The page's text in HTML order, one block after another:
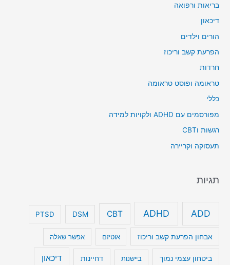
בריאות ורפואה
דיכאון
הורים וילדים
הפרעת קשב וריכוז
חרדות
טראומה ופוסט טראומה
כללי
מפורסמים עם ADHD ולקויות למידה
רגשות וCBT
תעסוקה וקריירה
תגיות
ADD
ADHD
CBT
DSM
PTSD
אבחון הפרעת קשב וריכוז אוטיזם אפשר שאלה
ביטחון עצמי נמוך ביישנות דחיינות דיכאון